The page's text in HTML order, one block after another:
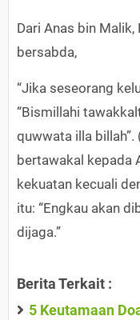
Dari Anas bin Malik,
bersabda,
“Jika seseorang
“Bismillahi
quwwata illa billah”.
bertawakal kepada
kekuatan kecuali
itu: “Engkau akan
dijaga.”
Berita Terkait :
5 Keutamaan